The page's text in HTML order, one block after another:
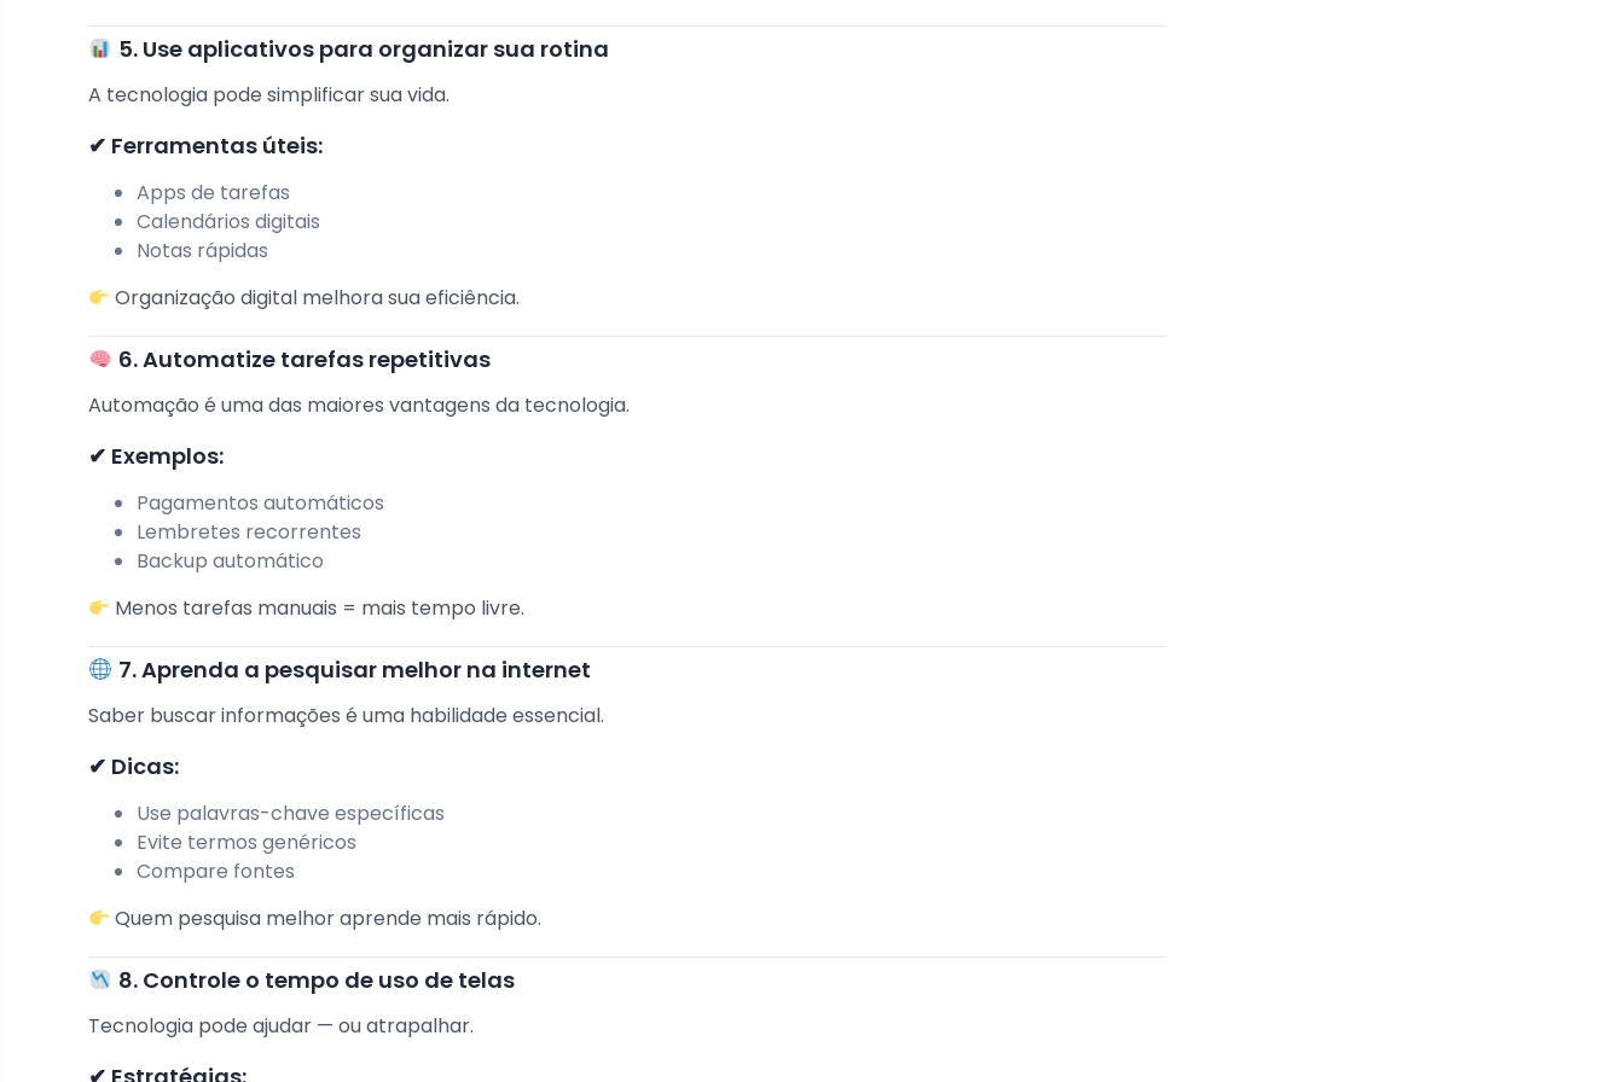
5. Use aplicativos para organizar sua rotina
A tecnologia pode simplificar sua vida.
✔ Ferramentas úteis:
Apps de tarefas
Calendários digitais
Notas rápidas
Organização digital melhora sua eficiência.
6. Automatize tarefas repetitivas
Automação é uma das maiores vantagens da tecnologia.
✔ Exemplos:
Pagamentos automáticos
Lembretes recorrentes
Backup automático
Menos tarefas manuais = mais tempo livre.
7. Aprenda a pesquisar melhor na internet
Saber buscar informações é uma habilidade essencial.
✔ Dicas:
Use palavras-chave específicas
Evite termos genéricos
Compare fontes
Quem pesquisa melhor aprende mais rápido.
8. Controle o tempo de uso de telas
Tecnologia pode ajudar — ou atrapalhar.